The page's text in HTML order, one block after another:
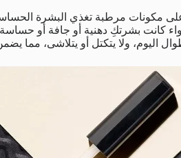
مكونات مرطبة تغذي البشرة
كانت بشرتكِ دهنية أو جافة أو
اليوم، ولا يتكتل أو يتلاشى، مما